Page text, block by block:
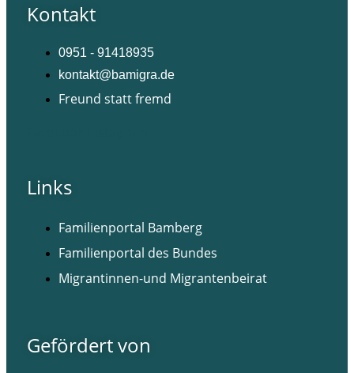
Kontakt
0951 - 91418935
kontakt@bamigra.de
Freund statt fremd
Links
Familienportal Bamberg
Familienportal des Bundes
Migrantinnen-und Migrantenbeirat
Gefördert von